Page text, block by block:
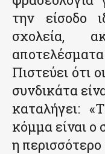
την είσοδο
σχολεία,
Πιστεύει ότι
συνδικάτα
καταλήγει:
κόμμα είναι ο
η